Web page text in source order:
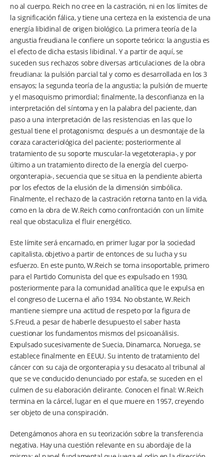
no al cuerpo. Reich no cree en la castración, ni en los límites de
la significación fálica, y tiene una certeza en la existencia de una
energía libidinal de origen biológico. La primera teoría de la
angustia freudiana le confiere un soporte teórico: la angustia es
el efecto de dicha estasis libidinal. Y a partir de aquí, se
suceden sus rechazos sobre diversas articulaciones de la obra
freudiana: la pulsión parcial tal y como es desarrollada en los 3
ensayos; la segunda teoría de la angustia; la pulsión de muerte
y el masoquismo primordial; finalmente, la desconfianza en la
interpretación del síntoma y en la palabra del paciente, dan
paso a una interpretación de las resistencias en las que lo
gestual tiene el protagonismo; después a un desmontaje de la
coraza caracteriológica del paciente; posteriormente al
tratamiento de su soporte muscular-la vegetoterapia-, y por
último a un tratamiento directo de la energía del cuerpo-
orgonterapia-, secuencia que se situa en la pendiente abierta
por los efectos de la elusión de la dimensión simbólica.
Finalmente, el rechazo de la castración retorna tanto en la vida,
como en la obra de W.Reich como confrontación con un límite
real que obstaculiza el fluir energético.
Este límite será encarnado, en primer lugar por la sociedad
capitalista, objetivo a partir de entonces de su lucha y su
esfuerzo. En este punto, W.Reich se torna insoportable, primero
para el Partido Comunista del que es expulsado en 1930,
posteriormente para la comunidad analítica que le expulsa en
el congreso de Lucerna el año 1934. No obstante, W.Reich
mantiene siempre una actitud de respeto por la figura de
S.Freud, a pesar de haberle desupuesto el saber hasta
cuestionar los fundamentos mismos del psicoanálisis.
Expulsado sucesivamente de Suecia, Dinamarca, Noruega, se
establece finalmente en EEUU. Su intento de tratamiento del
cáncer con su caja de orgonterapia y su desacato al tribunal al
que se ve conducido denunciado por estafa, se suceden en el
culmen de su elaboración delirante. Conocen el final: W.Reich
termina en la cárcel, lugar en el que muere en 1957, creyendo
ser objeto de una conspiración.
Detengámonos ahora en su teorización sobre la transferencia
negativa. Hay una cuestión relevante en su abordaje de la